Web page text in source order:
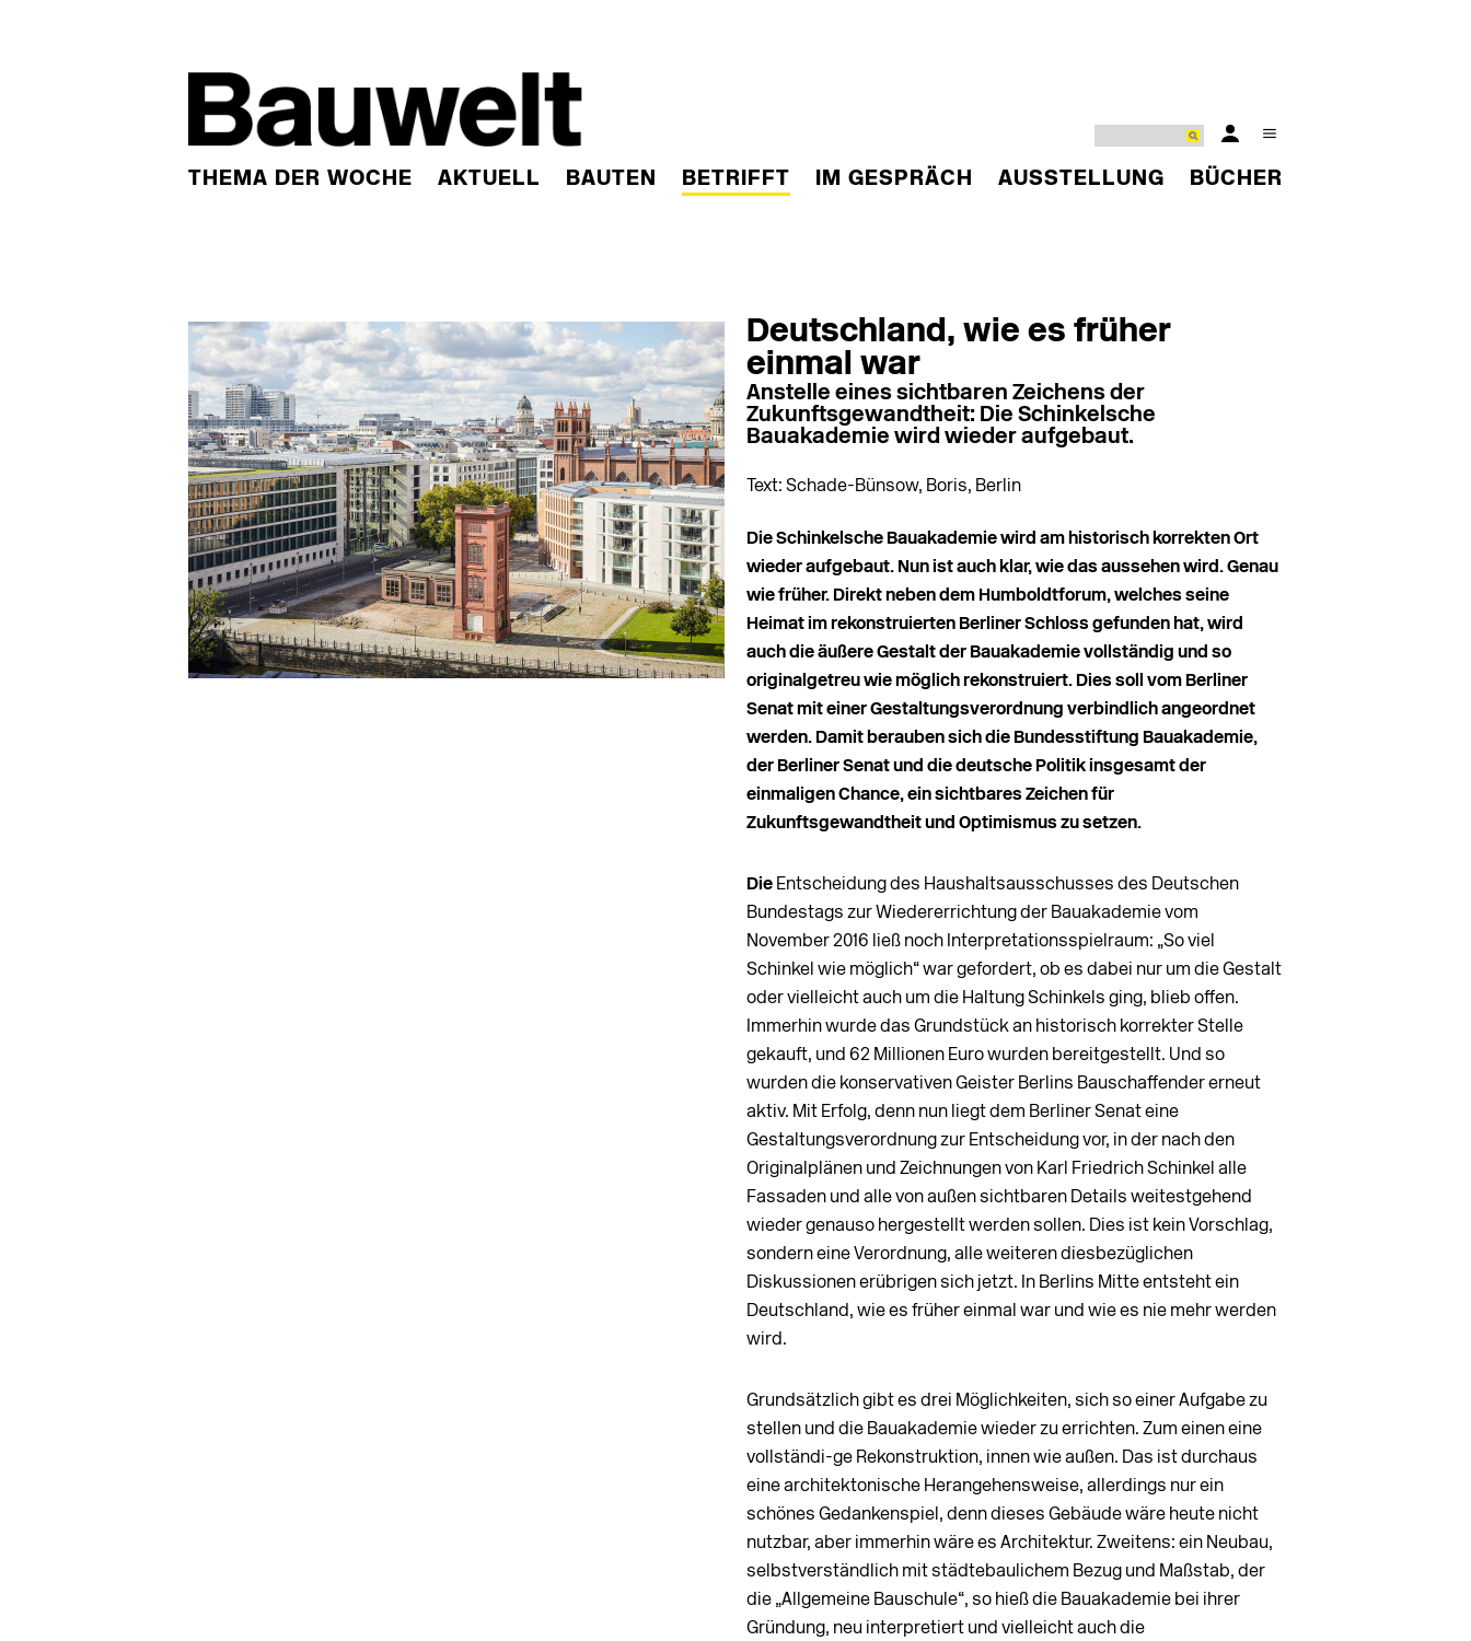
THEMA DER WOCHE AKTUELL BAUTEN BETRIFFT IM GESPRÄCH AUSSTELLUNG BÜCHER
Deutschland, wie es früher
einmal war
Anstelle eines sichtbaren Zeichens der
Zukunftsgewandtheit: Die Schinkelsche
Bauakademie wird wieder aufgebaut.
Text: Schade-Bünsow, Boris, Berlin
Die Schinkelsche Bauakademie wird am historisch korrekten Ort
wieder aufgebaut. Nun ist auch klar, wie das aussehen wird. Genau
wie früher. Direkt neben dem Humboldtforum, welches seine
Heimat im rekonstruierten Berliner Schloss gefunden hat, wird
auch die äußere Gestalt der Bauakademie vollständig und so
originalgetreu wie möglich rekonstruiert. Dies soll vom Berliner
Senat mit einer Gestaltungsverordnung verbindlich angeordnet
werden. Damit berauben sich die Bundesstiftung Bauakademie,
der Berliner Senat und die deutsche Politik insgesamt der
einmaligen Chance, ein sichtbares Zeichen für
Zukunftsgewandtheit und Optimismus zu setzen.
Die Entscheidung des Haushaltsausschusses des Deutschen
Bundestags zur Wiedererrichtung der Bauakademie vom
November 2016 ließ noch Interpretationsspielraum: „So viel
Schinkel wie möglich“ war gefordert, ob es dabei nur um die Gestalt
oder vielleicht auch um die Haltung Schinkels ging, blieb offen.
Immerhin wurde das Grundstück an historisch korrekter Stelle
gekauft, und 62 Millionen Euro wurden bereitgestellt. Und so
wurden die konservativen Geister Berlins Bauschaffender erneut
aktiv. Mit Erfolg, denn nun liegt dem Berliner Senat eine
Gestaltungsverordnung zur Entscheidung vor, in der nach den
Originalplänen und Zeichnungen von Karl Friedrich Schinkel alle
Fassaden und alle von außen sichtbaren Details weitestgehend
wieder genauso hergestellt werden sollen. Dies ist kein Vorschlag,
sondern eine Verordnung, alle weiteren diesbezüglichen
Diskussionen erübrigen sich jetzt. In Berlins Mitte entsteht ein
Deutschland, wie es früher einmal war und wie es nie mehr werden
wird.
Grundsätzlich gibt es drei Möglichkeiten, sich so einer Aufgabe zu
stellen und die Bauakademie wieder zu errichten. Zum einen eine
vollständi­-ge Rekonstruktion, innen wie außen. Das ist durchaus
eine architektonische Herangehensweise, allerdings nur ein
schönes Gedankenspiel, denn dieses Gebäude wäre heute nicht
nutzbar, aber immerhin wäre es Architektur. Zweitens: ein Neubau,
selbstverständlich mit städtebaulichem Bezug und Maßstab, der
die „Allgemeine Bauschule“, so hieß die Bauakademie bei ihrer
Gründung, neu interpretiert und vielleicht auch die